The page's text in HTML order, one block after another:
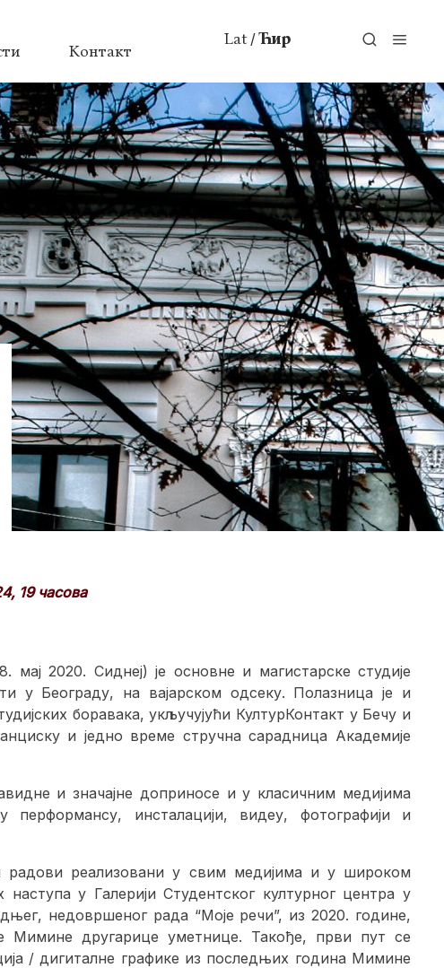
Контакт
Lat /Ћир
19 часова
2020. Сиднеј) је основне и магистарске студије
у Београду, на вајарском одсеку. Полазница је и
боравака, укључујући КултурКонтакт у Бечу и
и једно време стручна сарадница Академије
и значајне доприносе и у класичним медијима
инсталацији, видеу, фотографији и
радови реализовани у свим медијима и у широком
у Галерији Студентског културног центра у
недовршеног рада “Моје речи”, из 2020. године,
Мимине другарице уметнице. Такође, први пут се
/ дигиталне графике из последњих година Мимине